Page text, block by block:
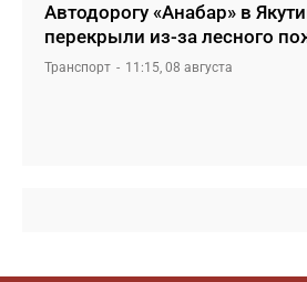
Автодорогу «Анабар» в
перекрыли из-за лесного
Транспорт 11:15, 08 августа